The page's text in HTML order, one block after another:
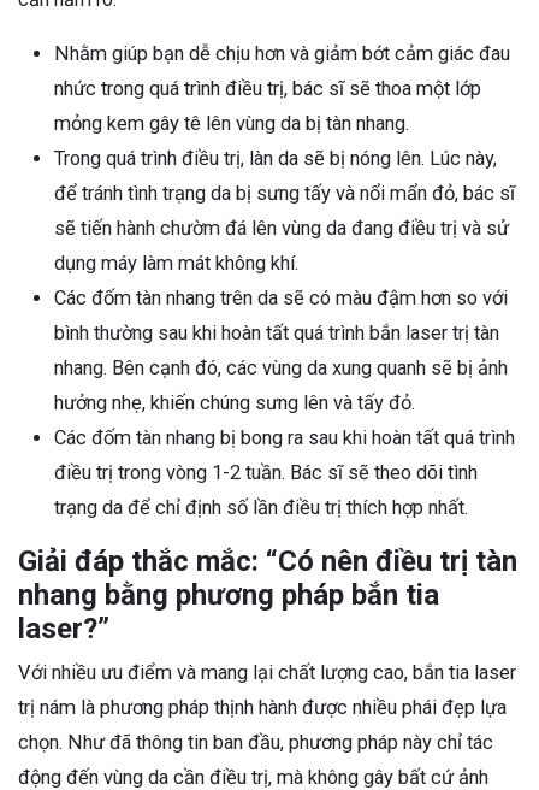
Nhằm giúp bạn dễ chịu hơn và giảm bớt cảm giác đau
nhức trong quá trình điều trị, bác sĩ sẽ thoa một lớp
mỏng kem gây tê lên vùng da bị tàn nhang.
Trong quá trình điều trị, làn da sẽ bị nóng lên. Lúc này,
để tránh tình trạng da bị sưng tấy và nổi mẩn đỏ, bác sĩ
sẽ tiến hành chườm đá lên vùng da đang điều trị và sử
dụng máy làm mát không khí.
Các đốm tàn nhang trên da sẽ có màu đậm hơn so với
bình thường sau khi hoàn tất quá trình bắn laser trị tàn
nhang. Bên cạnh đó, các vùng da xung quanh sẽ bị ảnh
hưởng nhẹ, khiến chúng sưng lên và tấy đỏ.
Các đốm tàn nhang bị bong ra sau khi hoàn tất quá trình
điều trị trong vòng 1-2 tuần. Bác sĩ sẽ theo dõi tình
trạng da để chỉ định số lần điều trị thích hợp nhất.
Giải đáp thắc mắc: “Có nên điều trị tàn
nhang bằng phương pháp bắn tia
laser?”
Với nhiều ưu điểm và mang lại chất lượng cao, bắn tia laser
trị nám là phương pháp thịnh hành được nhiều phái đẹp lựa
chọn. Như đã thông tin ban đầu, phương pháp này chỉ tác
động đến vùng da cần điều trị, mà không gây bất cứ ảnh